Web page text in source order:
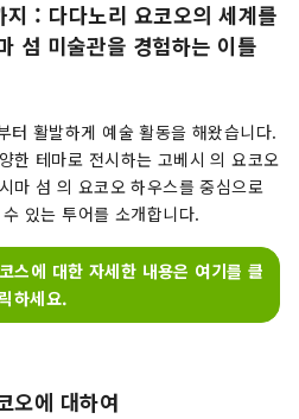
: 다다노리 요코오의 세계를
섬 미술관을 경험하는 이틀
터 활발하게 예술 활동을 해왔습니다.
한 테마로 전시하는 고베시 의 요코오
마 섬 의 요코오 하우스를 중심으로
있는 투어를 소개합니다.
스에 대한 자세한 내용은 여기를 클
릭하세요.
오에 대하여